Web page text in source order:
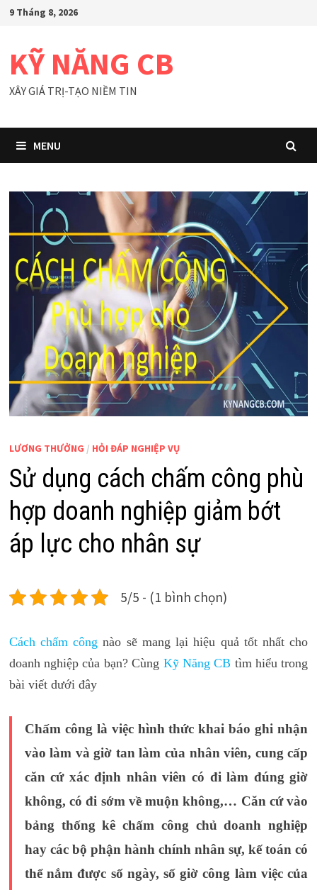
Skip
content
9 Tháng 8, 2026
KỸ NĂNG CB
XÂY GIÁ TRỊ-TẠO NIỀM TIN
MENU
LƯƠNG THƯỞNG / HỎI ĐÁP NGHIỆP VỤ
Sử dụng cách chấm công phù
hợp doanh nghiệp giảm bớt
áp lực cho nhân sự
5/5 - (1 bình chọn)
Cách chấm công nào sẽ mang lại hiệu quả tốt nhất cho
doanh nghiệp của bạn? Cùng Kỹ Năng CB tìm hiểu trong
bài viết dưới đây
Chấm công là việc hình thức khai báo ghi nhận
vào làm và giờ tan làm của nhân viên, cung cấp
căn cứ xác định nhân viên có đi làm đúng giờ
không, có đi sớm về muộn không,… Căn cứ vào
bảng thống kê chấm công chủ doanh nghiệp
hay các bộ phận hành chính nhân sự, kế toán có
thể nắm được số ngày, số giờ công làm việc của